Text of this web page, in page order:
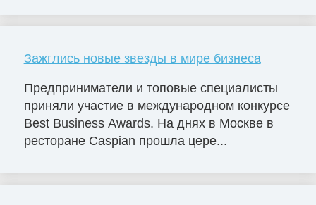
Зажглись новые звезды в мире бизнеса
Предприниматели и топовые специалисты
приняли участие в международном конкурсе
Best Business Awards. На днях в Москве в
ресторане Caspian прошла цере...